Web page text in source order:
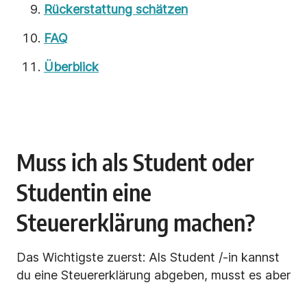
Rückerstattung schätzen
FAQ
Überblick
Muss ich als Student oder
Studentin eine
Steuererklärung machen?
Das Wichtigste zuerst: Als Student /-in kannst
du eine Steuererklärung abgeben, musst es aber